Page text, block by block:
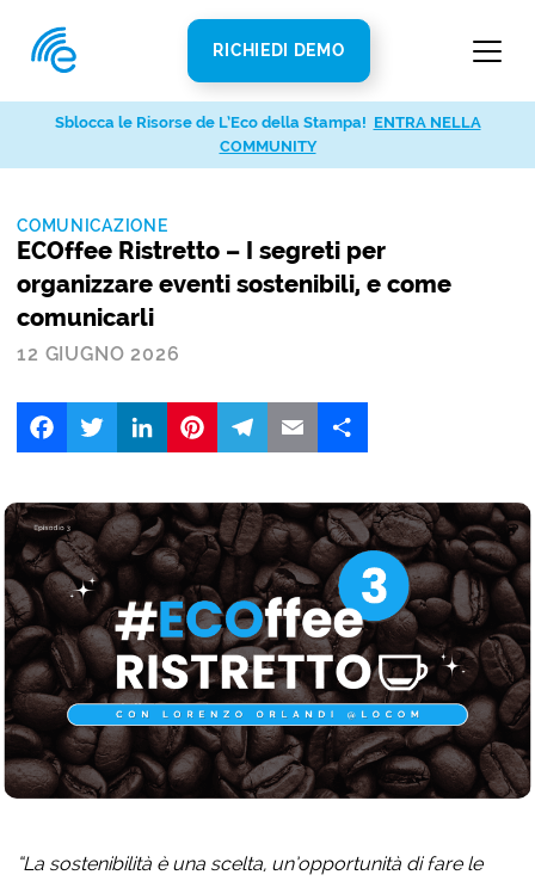
RICHIEDI DEMO
COMUNICAZIONE
ECOffee Ristretto – I segreti per
organizzare eventi sostenibili, e come
comunicarli
12 GIUGNO 2026
FacebookTwitter LinkedIn
“La sostenibilità è una scelta, un’opportunità di fare le
Sblocca le Risorse de L’Eco della Stampa! ENTRA NELLA
COMMUNITY